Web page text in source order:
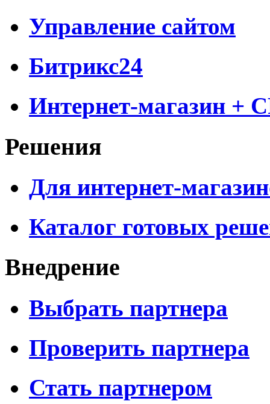
Управление сайтом
Битрикс24
Интернет-магазин +
Решения
Для интернет-
Каталог готовых
Внедрение
Выбрать партнера
Проверить партнера
Стать партнером